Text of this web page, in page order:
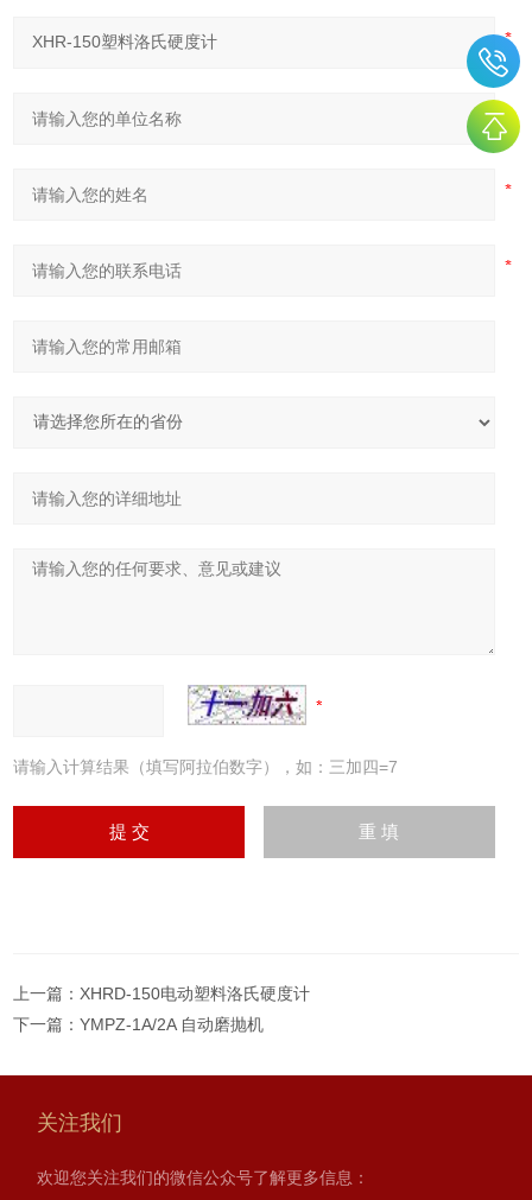
请输入计算结果（填写阿拉伯数字），如：三加四=7
上一篇：XHRD-150电动塑料洛氏硬度计
下一篇：YMPZ-1A/2A 自动磨抛机
关注我们
欢迎您关注我们的微信公众号了解更多信息：